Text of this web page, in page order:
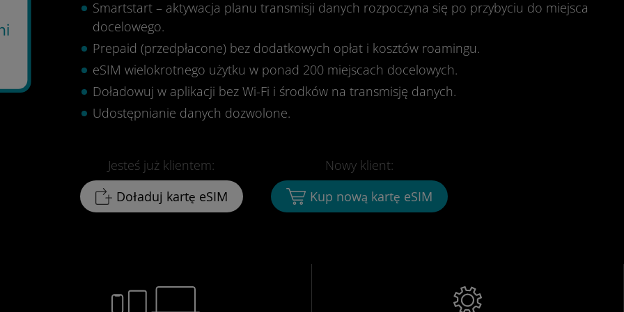
Smartstart – aktywacja planu transmisji danych rozpoczyna się po przybyciu do miejsca
docelowego.
Prepaid (przedpłacone) bez dodatkowych opłat i kosztów roamingu.
eSIM wielokrotnego użytku w ponad 200 miejscach docelowych.
Doładowuj w aplikacji bez Wi-Fi i środków na transmisję danych.
Udostępnianie danych dozwolone.
Jesteś już klientem:
Doładuj kartę eSIM
Nowy klient:
Kup nową kartę eSIM